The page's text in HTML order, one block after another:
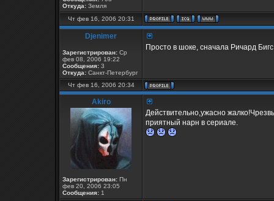
Откуда: Земля
Чт фев 16, 2006 20:31
Djenimer
Зарегистрирован: Ср
фев 08, 2006 19:22
Сообщения: 3
Откуда: Санкт-Петербург
Просто в шоке, сначала Ричард
Чт фев 16, 2006 20:34
Akiro
Зарегистрирован: Пн
фев 20, 2006 23:05
Сообщения: 1
Действительно,ужасно
приятный нарн в сериале.